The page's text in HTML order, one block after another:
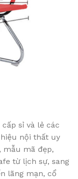
sỉ và lẻ các
nội thất uy
mẫu mã đẹp,
từ lịch sự, sang
lãng mạn, cổ